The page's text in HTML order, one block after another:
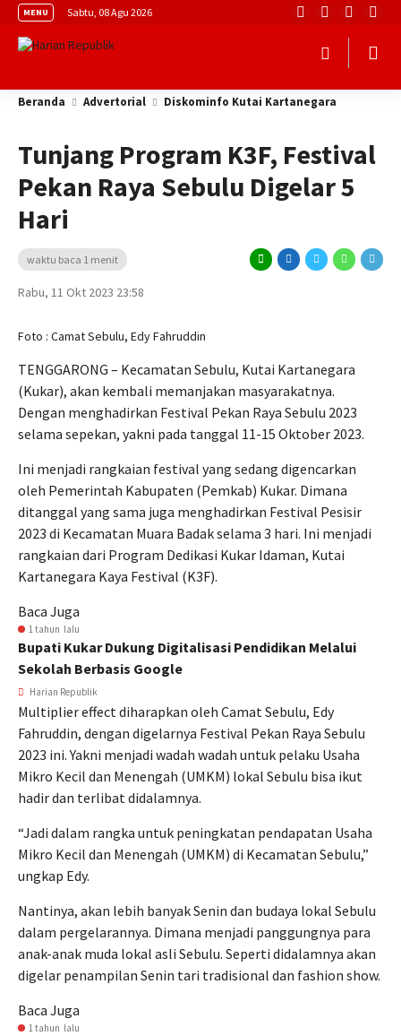
MENU Sabtu, 08 Agu 2026
Beranda Advertorial Diskominfo Kutai Kartanegara
Tunjang Program K3F, Festival
Pekan Raya Sebulu Digelar 5
Hari
waktu baca 1 menit
Rabu, 11 Okt 2023 23:58
Foto : Camat Sebulu, Edy Fahruddin
TENGGARONG – Kecamatan Sebulu, Kutai Kartanegara
(Kukar), akan kembali memanjakan masyarakatnya.
Dengan menghadirkan Festival Pekan Raya Sebulu 2023
selama sepekan, yakni pada tanggal 11-15 Oktober 2023.
Ini menjadi rangkaian festival yang sedang digencarkan
oleh Pemerintah Kabupaten (Pemkab) Kukar. Dimana
ditanggal yang sama juga menghadirkan Festival Pesisir
2023 di Kecamatan Muara Badak selama 3 hari. Ini menjadi
rangkaian dari Program Dedikasi Kukar Idaman, Kutai
Kartanegara Kaya Festival (K3F).
Baca Juga
1 tahun lalu
Bupati Kukar Dukung Digitalisasi Pendidikan Melalui
Sekolah Berbasis Google
Harian Republik
Multiplier effect diharapkan oleh Camat Sebulu, Edy
Fahruddin, dengan digelarnya Festival Pekan Raya Sebulu
2023 ini. Yakni menjadi wadah wadah untuk pelaku Usaha
Mikro Kecil dan Menengah (UMKM) lokal Sebulu bisa ikut
hadir dan terlibat didalamnya.
“Jadi dalam rangka untuk peningkatan pendapatan Usaha
Mikro Kecil dan Menengah (UMKM) di Kecamatan Sebulu,”
ungkap Edy.
Nantinya, akan lebih banyak Senin dan budaya lokal Sebulu
dalam pergelarannya. Dimana menjadi panggungnya para
anak-anak muda lokal asli Sebulu. Seperti didalamnya akan
digelar penampilan Senin tari tradisional dan fashion show.
Baca Juga
1 tahun lalu